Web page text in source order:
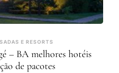
E RESORTS
– BA melhores hotéis
de pacotes